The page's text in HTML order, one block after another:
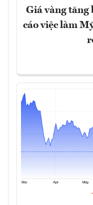
Giá vàng tăng
cáo việc làm